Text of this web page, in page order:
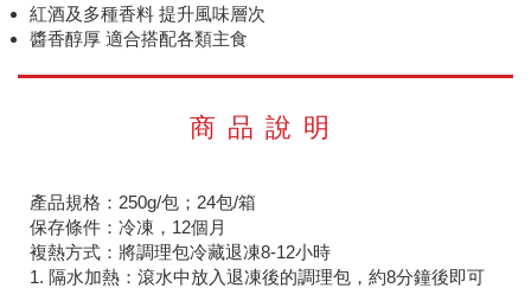
紅酒及多種香料 提升風味層次
醬香醇厚 適合搭配各類主食
商品說明
產品規格：250g/包；24包/箱
保存條件：冷凍，12個月
複熱方式：將調理包冷藏退凍8-12小時
1. 隔水加熱：滾水中放入退凍後的調理包，約8分鐘後即可